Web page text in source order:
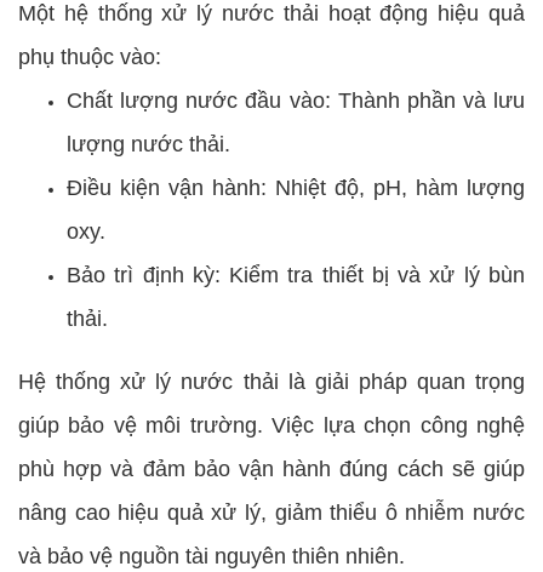
Một hệ thống xử lý nước thải hoạt động hiệu quả
phụ thuộc vào:
Chất lượng nước đầu vào: Thành phần và lưu
lượng nước thải.
Điều kiện vận hành: Nhiệt độ, pH, hàm lượng
oxy.
Bảo trì định kỳ: Kiểm tra thiết bị và xử lý bùn
thải.
Hệ thống xử lý nước thải là giải pháp quan trọng
giúp bảo vệ môi trường. Việc lựa chọn công nghệ
phù hợp và đảm bảo vận hành đúng cách sẽ giúp
nâng cao hiệu quả xử lý, giảm thiểu ô nhiễm nước
và bảo vệ nguồn tài nguyên thiên nhiên.